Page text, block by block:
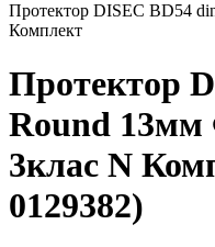
Протектор DISEC BD54
Комплект
Протектор
Round 13мм
3клас N
0129382)